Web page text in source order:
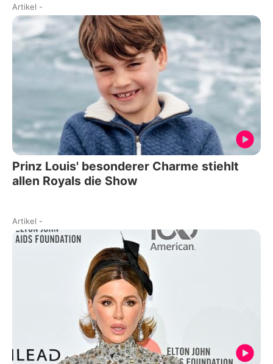
Artikel -
Prinz Louis' besonderer Charme stiehlt
allen Royals die Show
Artikel -